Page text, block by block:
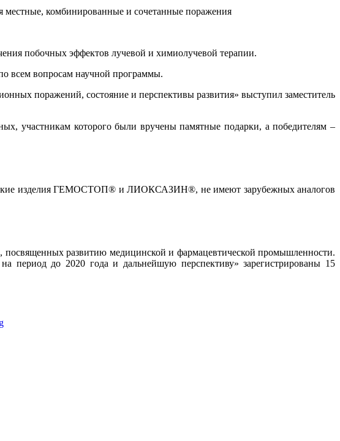
комбинированные и сочетанные поражения
побочных эффектов лучевой и химиолучевой терапии.
всем вопросам научной программы.
поражений, состояние и перспективы развития» выступил заместитель
участникам которого были вручены памятные подарки, а победителям –
изделия ГЕМОСТОП® и ЛИОКСАЗИН®, не имеют зарубежных аналогов
развитию медицинской и фармацевтической промышленности.
период до 2020 года и дальнейшую перспективу» зарегистрированы 15